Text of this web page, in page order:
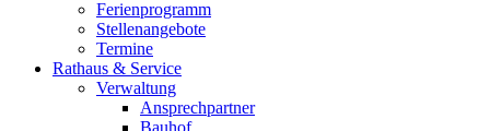
Ferienprogramm
Stellenangebote
Termine
Rathaus & Service
Verwaltung
Ansprechpartner
Bauhof